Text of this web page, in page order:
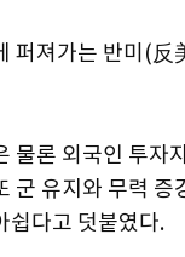
퍼져가는 반미(
물론 외국인 투자
유지와 무력 증
쉽다고 덧붙였다.